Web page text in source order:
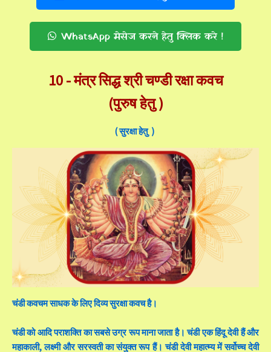
WhatsApp मेसेज करने हेतु क्लिक करे !
10 -मंत्र सिद्ध श्री चण्डी रक्षा कवच
(पुरुष हेतु )
( सुरक्षा हेतु )
चंडी कवचम साधक के लिए दिव्य सुरक्षा कवच है।
चंडी को आदि पराशक्ति का सबसे उग्र रूप माना जाता है। चंडी एक हिंदू देवी हैं और
महाकाली, लक्ष्मी और सरस्वती का संयुक्त रूप हैं। चंडी देवी महात्म्य में सर्वोच्च देवी